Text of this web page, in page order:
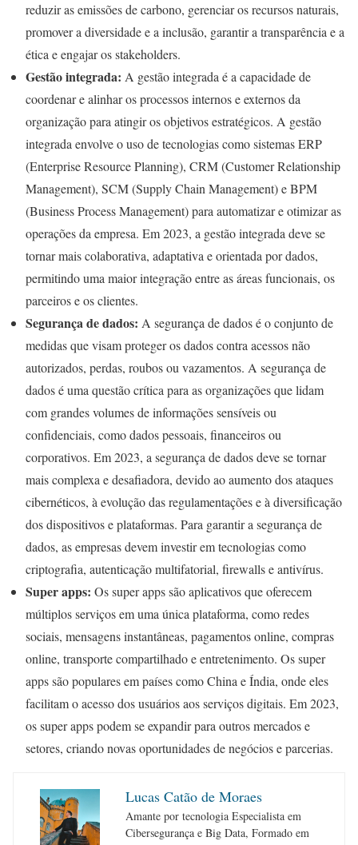
reduzir as emissões de carbono, gerenciar os recursos naturais,
promover a diversidade e a inclusão, garantir a transparência e a
ética e engajar os stakeholders.
Gestão integrada: A gestão integrada é a capacidade de
coordenar e alinhar os processos internos e externos da
organização para atingir os objetivos estratégicos. A gestão
integrada envolve o uso de tecnologias como sistemas ERP
(Enterprise Resource Planning), CRM (Customer Relationship
Management), SCM (Supply Chain Management) e BPM
(Business Process Management) para automatizar e otimizar as
operações da empresa. Em 2023, a gestão integrada deve se
tornar mais colaborativa, adaptativa e orientada por dados,
permitindo uma maior integração entre as áreas funcionais, os
parceiros e os clientes.
Segurança de dados: A segurança de dados é o conjunto de
medidas que visam proteger os dados contra acessos não
autorizados, perdas, roubos ou vazamentos. A segurança de
dados é uma questão crítica para as organizações que lidam
com grandes volumes de informações sensíveis ou
confidenciais, como dados pessoais, financeiros ou
corporativos. Em 2023, a segurança de dados deve se tornar
mais complexa e desafiadora, devido ao aumento dos ataques
cibernéticos, à evolução das regulamentações e à diversificação
dos dispositivos e plataformas. Para garantir a segurança de
dados, as empresas devem investir em tecnologias como
criptografia, autenticação multifatorial, firewalls e antivírus.
Super apps: Os super apps são aplicativos que oferecem
múltiplos serviços em uma única plataforma, como redes
sociais, mensagens instantâneas, pagamentos online, compras
online, transporte compartilhado e entretenimento. Os super
apps são populares em países como China e Índia, onde eles
facilitam o acesso dos usuários aos serviços digitais. Em 2023,
os super apps podem se expandir para outros mercados e
setores, criando novas oportunidades de negócios e parcerias.
Lucas Catão de Moraes
Amante por tecnologia Especialista em
Cibersegurança e Big Data, Formado em